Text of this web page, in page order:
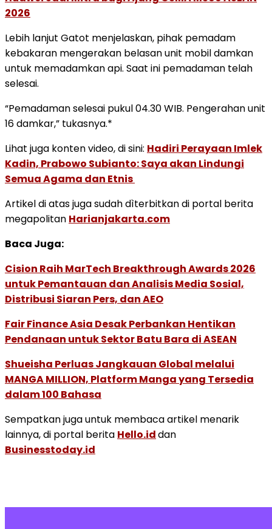
2026
Lebih lanjut Gatot menjelaskan, pihak pemadam
kebakaran mengerakan belasan unit mobil damkan
untuk memadamkan api. Saat ini pemadaman telah
selesai.
“Pemadaman selesai pukul 04.30 WIB. Pengerahan unit
16 damkar,” tukasnya.*
Lihat juga konten video, di sini: Hadiri Perayaan Imlek
Kadin, Prabowo Subianto: Saya akan Lindungi
Semua Agama dan Etnis
Artikel di atas juga sudah dìterbitkan di portal berita
megapolitan Harianjakarta.com
Baca Juga:
Cision Raih MarTech Breakthrough Awards 2026
untuk Pemantauan dan Analisis Media Sosial,
Distribusi Siaran Pers, dan AEO
Fair Finance Asia Desak Perbankan Hentikan
Pendanaan untuk Sektor Batu Bara di ASEAN
Shueisha Perluas Jangkauan Global melalui
MANGA MILLION, Platform Manga yang Tersedia
dalam 100 Bahasa
Sempatkan juga untuk membaca artikel menarik
lainnya, di portal berita Hello.iddan
Businesstoday.id